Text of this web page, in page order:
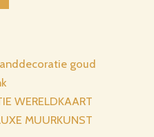
product
variaties.
optie
kan
WERELDKAART
MUURKUNST